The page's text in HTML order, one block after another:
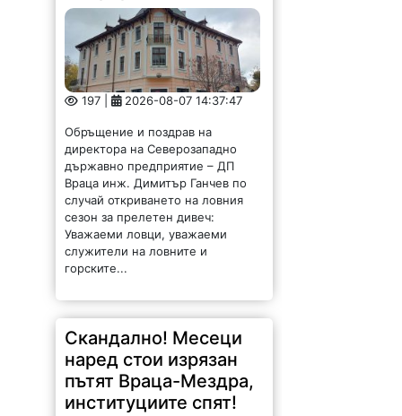
197 | 2026-08-07 14:37:47
Обръщение и поздрав на
директора на Северозападно
държавно предприятие – ДП
Враца инж. Димитър Ганчев по
случай откриването на ловния
сезон за прелетен дивеч:
Уважаеми ловци, уважаеми
служители на ловните и
горските...
Скандално! Месеци
наред стои изрязан
пътят Враца-Мездра,
институциите спят!